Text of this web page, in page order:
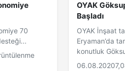
70
OYAK
Başladı
OYAK İnşaat
Eryaman’da
konutluk
06.08.2020